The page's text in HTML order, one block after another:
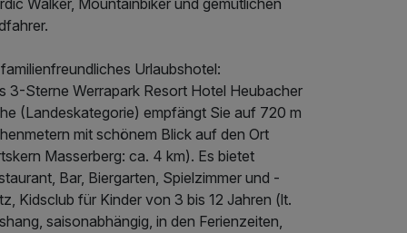
Walker, Mountainbiker und gemütlichen
Urlaubshotel:
3-Sterne Werrapark Resort Hotel Heubacher
(Landeskategorie) empfängt Sie auf 720 m
mit schönem Blick auf den Ort
Masserberg: ca. 4 km). Es bietet
Bar, Biergarten, Spielzimmer und -
Kidsclub für Kinder von 3 bis 12 Jahren (lt.
saisonabhängig, in den Ferienzeiten,